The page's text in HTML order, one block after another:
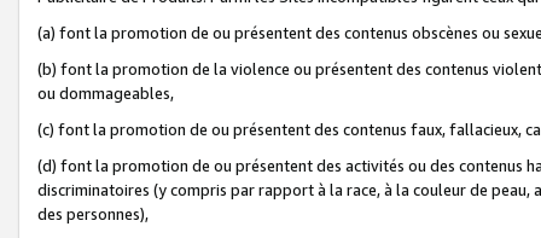
(a) font la promotion de ou présentent des contenus obscènes ou
(b) font la promotion de la violence ou présentent des contenus
ou dommageables,
(c) font la promotion de ou présentent des contenus faux, fallacieux,
(d) font la promotion de ou présentent des activités ou des contenus
discriminatoires (y compris par rapport à la race, à la couleur de
des personnes),